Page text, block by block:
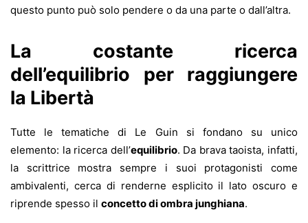
questo punto può solo pendere o da una parte o dall’altra.
La costante ricerca
dell’equilibrio per raggiungere
la Libertà
Tutte le tematiche di Le Guin si fondano su unico
elemento: la ricerca dell’equilibrio. Da brava taoista, infatti,
la scrittrice mostra sempre i suoi protagonisti come
ambivalenti, cerca di renderne esplicito il lato oscuro e
riprende spesso il concetto di ombra junghiana.